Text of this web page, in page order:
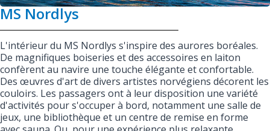
MS Nordlys
L'intérieur du MS Nordlys s'inspire des aurores boréales.
De magnifiques boiseries et des accessoires en laiton
confèrent au navire une touche élégante et confortable.
Des œuvres d'art de divers artistes norvégiens décorent les
couloirs. Les passagers ont à leur disposition une variété
d'activités pour s'occuper à bord, notamment une salle de
jeux, une bibliothèque et un centre de remise en forme